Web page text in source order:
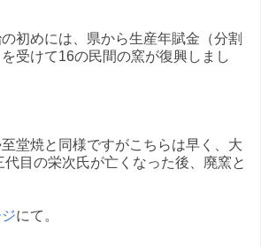
初めには、県から生産年賦金（分割
受けて16の民間の窯が復興しまし
堂焼と同様ですがこちらは早く、大
目の栄次氏が亡くなった後、廃窯と
にて。